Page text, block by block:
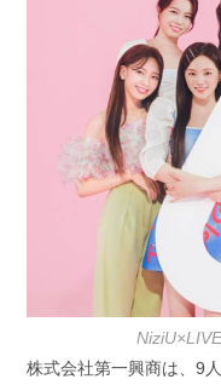
株式会社第一興商は、9